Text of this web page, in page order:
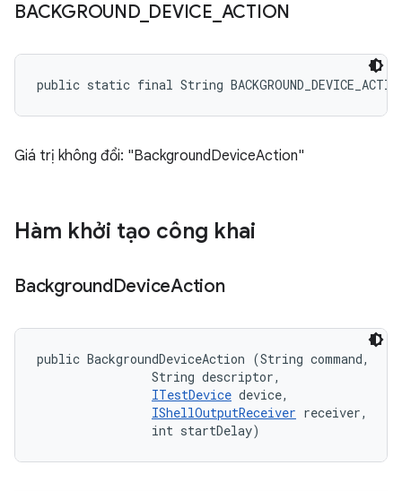
BACKGROUND_ DEVICE ACTION
public static final String
Giá trị không đổi: "BackgroundDeviceAction"
Hàm khởi tạo công khai
BackgroundDeviceAction
public BackgroundDeviceAction (String command,
                String descriptor,
ITestDevice device,
IShellOutputReceiver receiver,
                int startDelay)